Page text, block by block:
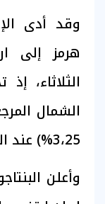
وقد أدى
هرمز إلى
الثلاثاء،
3،25%) عند الساعة 14،00 بتوقيت غرينيتش.
وأعلن